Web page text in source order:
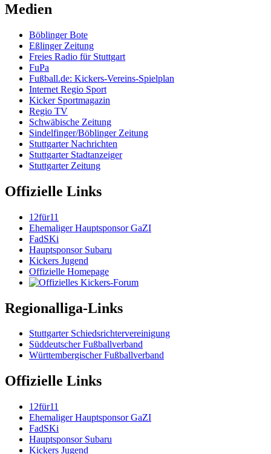
Medien
Böblinger Bote
Eßlinger Zeitung
Freies Radio für Stuttgart
FuPa
Fußball.de: Kickers-Vereins-Spielplan
Internet Regio Sport
Kicker Sportmagazin
Regio TV
Schwäbische Zeitung
Sindelfinger/Böblinger Zeitung
Stuttgarter Nachrichten
Stuttgarter Stadtanzeiger
Stuttgarter Zeitung
Offizielle Links
12für11
Ehemaliger Hauptsponsor GaZI
FadSKi
Hauptsponsor Subaru
Kickers Jugend
Offizielle Homepage
Regionalliga-Links
Stuttgarter Schiedsrichtervereinigung
Süddeutscher Fußballverband
Württembergischer Fußballverband
Offizielle Links
12für11
Ehemaliger Hauptsponsor GaZI
FadSKi
Hauptsponsor Subaru
Kickers Jugend